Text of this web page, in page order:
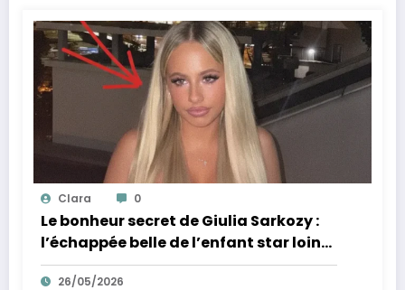
Clara 0
Le bonheur secret de Giulia Sarkozy :
l’échappée belle de l’enfant star loin
des tumultes familiaux.
26/05/2026